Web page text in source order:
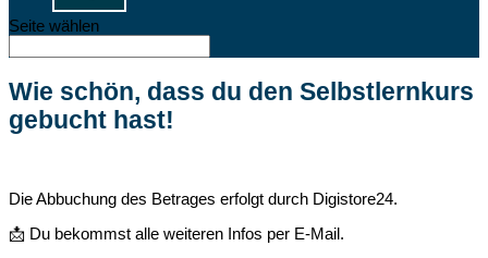
Seite wählen
Wie schön, dass du den Selbstlernkurs
gebucht hast!
Die Abbuchung des Betrages erfolgt durch Digistore24.
📩 Du bekommst alle weiteren Infos per E-Mail.